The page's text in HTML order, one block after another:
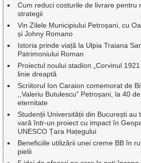
Cum reduci costurile de livrare pentru
strategii
Vin Zilele Municipiului Petroșani, cu
și Johny Romano
Istoria prinde viață la Ulpia Traiana
Patrimoniului Roman
Proiectul noului stadion „Corvinul
linie dreaptă
Scriitorul Ion Caraion comemorat de
,,Valeriu Butulescu” Petroșani, la 40
eternitate
Studenții Universității din București au
vară într-un proiect cu impact în
UNESCO Țara Hațegului
Beneficiile utilizării unei creme BB în
pielii